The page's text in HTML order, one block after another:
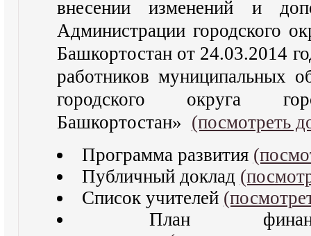
внесении изменений и
Администрации городского
Башкортостан от 24.03.2014
работников муниципальных
городского округа
Башкортостан» (посмотреть
Программа развития
Публичный доклад
Список учителей
План